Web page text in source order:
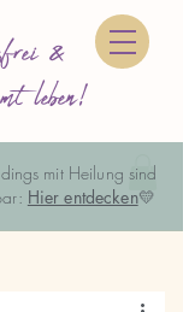
&
leben!
mit Heilung sind
Hier entdecken💛